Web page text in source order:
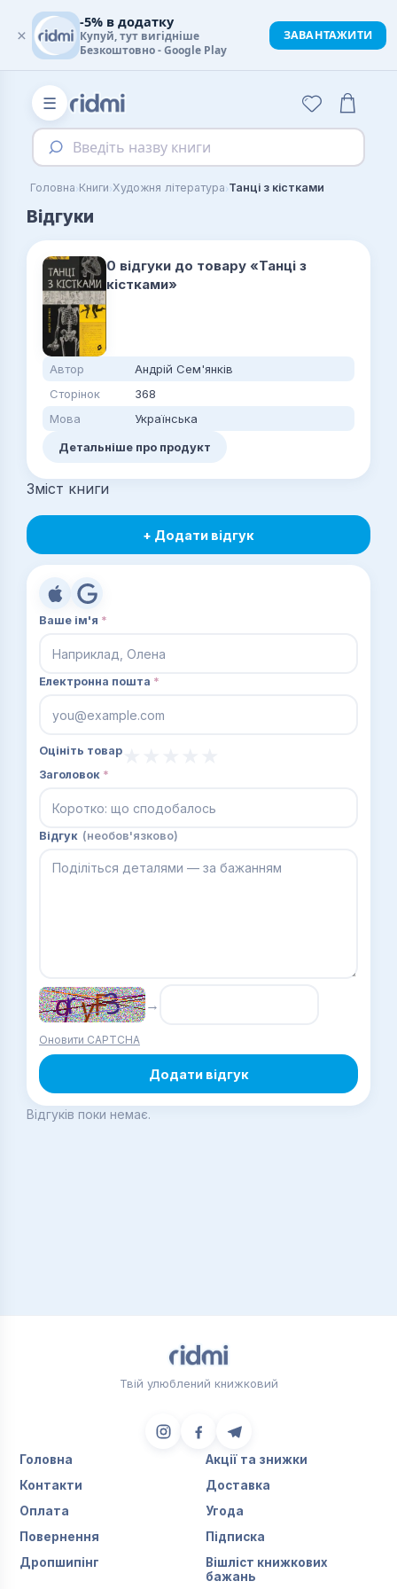
☰
Введіть назву книги
Головна›Книги›Художня література›Танці з кістками
Відгуки
0 відгуки до товару «Танці з
кістками»
Автор
Андрій Сем'янків
Сторінок
368
Мова
Українська
Детальніше про продукт
Зміст книги
+ Додати відгук
Ваше ім'я *
Електронна пошта *
Оцініть товар
Заголовок *
Відгук (необов'язково)
→
Оновити CAPTCHA
Додати відгук
Відгуків поки немає.
Твій улюблений книжковий
Головна
Акції та знижки
Контакти
Доставка
Оплата
Угода
Повернення
Підписка
Дропшипінг
Вішліст книжкових
бажань
×
-5% в додатку
Купуй, тут вигідніше
Безкоштовно - Google Play
ЗАВАНТАЖИТИ